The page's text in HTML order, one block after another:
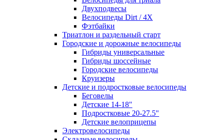
Двухподвесы
Велосипеды Dirt / 4X
Фэтбайки
Триатлон и раздельный старт
Городские и дорожные велосипеды
Гибриды универсальные
Гибриды шоссейные
Городские велосипеды
Круизеры
Детские и подростковые велосипеды
Беговелы
Детские 14-18"
Подростковые 20-27.5"
Детские велоприцепы
Электровелосипеды